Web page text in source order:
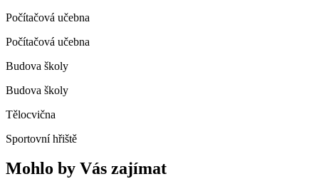
Počítačová učebna
Počítačová učebna
Budova školy
Budova školy
Tělocvična
Sportovní hřiště
Mohlo by Vás zajímat